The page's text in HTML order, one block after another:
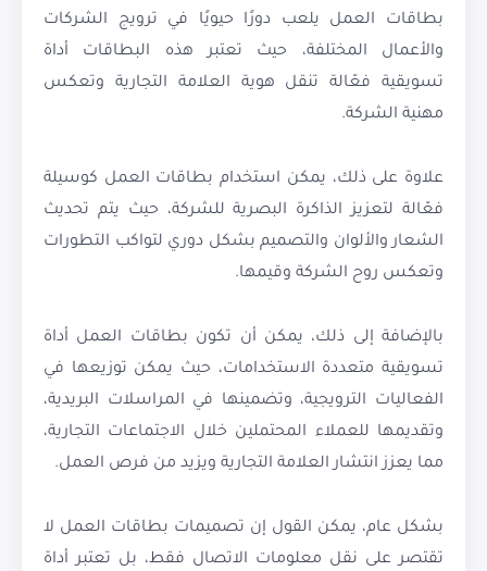
بطاقات العمل يلعب دورًا حيويًا في ترويج الشركات
والأعمال المختلفة، حيث تعتبر هذه البطاقات أداة
تسويقية فعّالة تنقل هوية العلامة التجارية وتعكس
مهنية الشركة.
علاوة على ذلك، يمكن استخدام بطاقات العمل كوسيلة
فعّالة لتعزيز الذاكرة البصرية للشركة، حيث يتم تحديث
الشعار والألوان والتصميم بشكل دوري لتواكب التطورات
وتعكس روح الشركة وقيمها.
بالإضافة إلى ذلك، يمكن أن تكون بطاقات العمل أداة
تسويقية متعددة الاستخدامات، حيث يمكن توزيعها في
الفعاليات الترويجية، وتضمينها في المراسلات البريدية،
وتقديمها للعملاء المحتملين خلال الاجتماعات التجارية،
مما يعزز انتشار العلامة التجارية ويزيد من فرص العمل.
بشكل عام، يمكن القول إن تصميمات بطاقات العمل لا
تقتصر على نقل معلومات الاتصال فقط، بل تعتبر أداة